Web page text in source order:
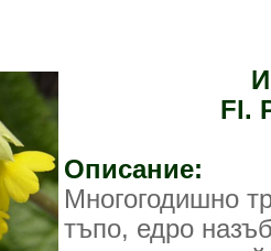
Fl.
Описание:
Многогодишно
тъпо, едро